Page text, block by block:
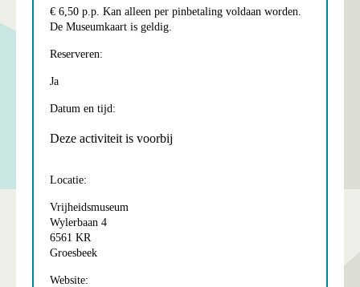
€ 6,50 p.p. Kan alleen per pinbetaling voldaan worden.
De Museumkaart is geldig.
Reserveren:
Ja
Datum en tijd:
Deze activiteit is voorbij
Locatie:
Vrijheidsmuseum
Wylerbaan 4
6561 KR
Groesbeek
Website: